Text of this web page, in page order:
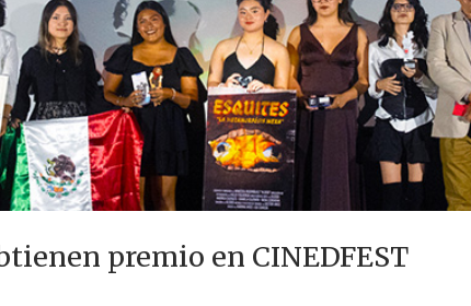
premio en CINEDFEST